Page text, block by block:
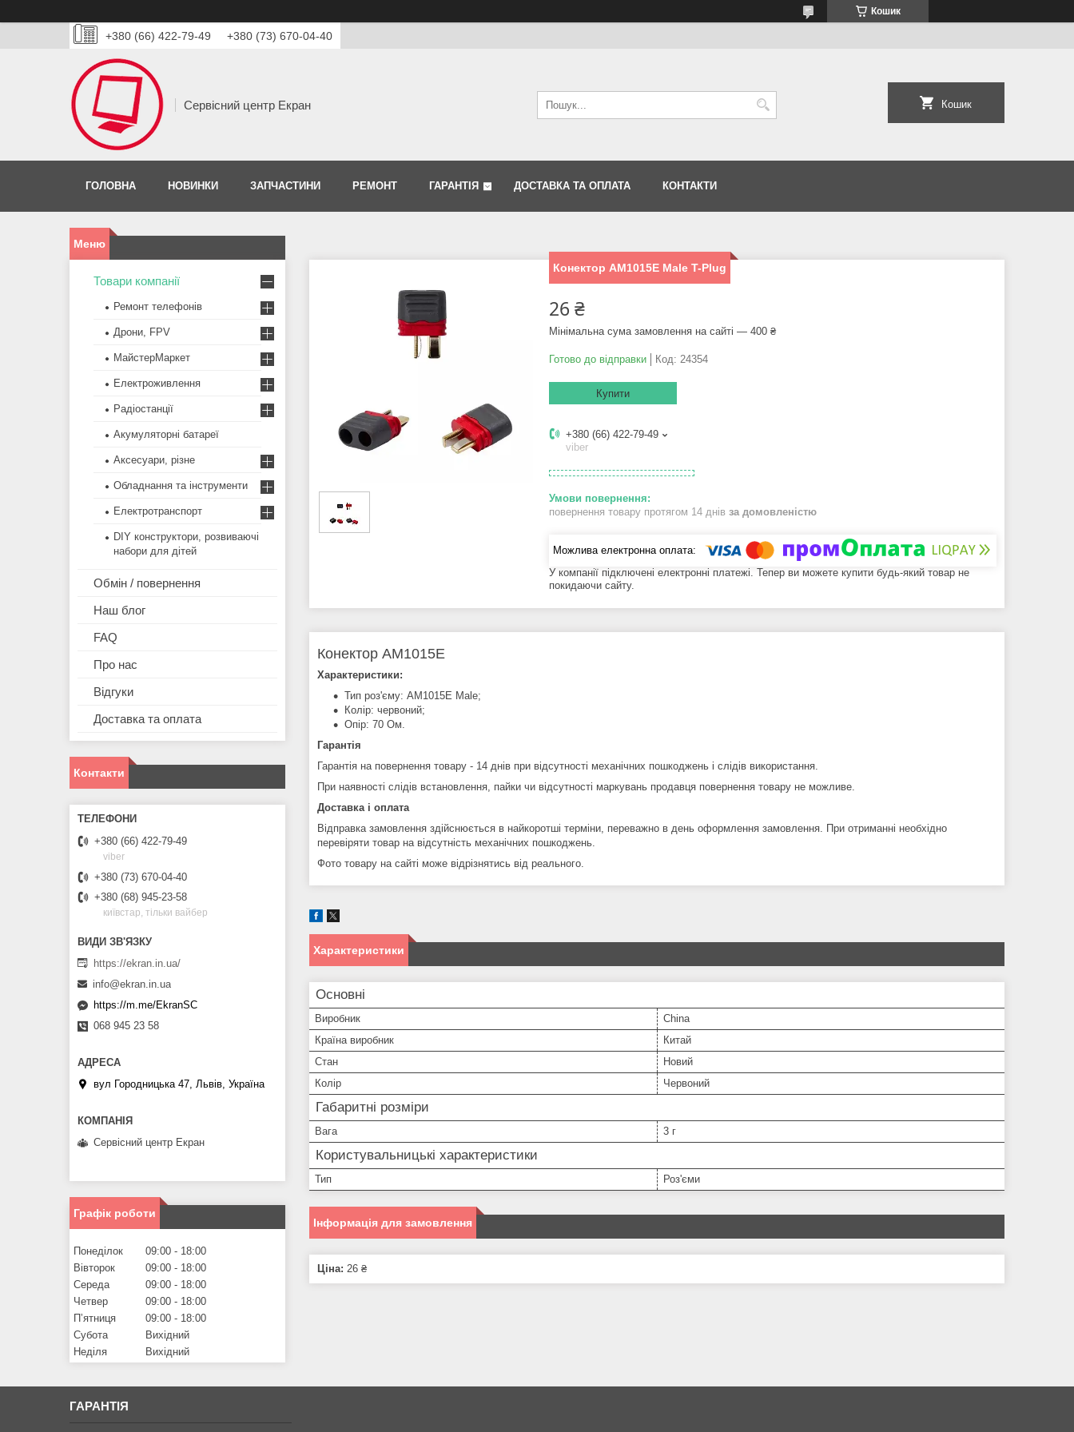
Кошик
+380 (66) 422-79-49 +380 (73) 670-04-40
Сервісний центр Екран Кошик
ГОЛОВНА НОВИНКИ ЗАПЧАСТИНИ РЕМОНТ ГАРАНТІЯ ДОСТАВКА ТА ОПЛАТА КОНТАКТИ
Конектор AM1015E Male T-Plug
26 ₴
Мінімальна сума замовлення на сайті — 400 ₴
Готово до відправки Код: 24354
Купити
+380 (66) 422-79-49
viber
повернення товару протягом 14 днів за домовленістю
У компанії підключені електронні платежі. Тепер ви можете купити будь-який товар не
покидаючи сайту.
Конектор AM1015E
Характеристики:
Тип роз'єму: AM1015E Male;
Колір: червоний;
Опір: 70 Ом.
Гарантія
Гарантія на повернення товару - 14 днів при відсутності механічних пошкоджень і слідів використання.
При наявності слідів встановлення, пайки чи відсутності маркувань продавця повернення товару не можливе.
Доставка і оплата
Відправка замовлення здійснюється в найкоротші терміни, переважно в день оформлення замовлення. При отриманні необхідно
перевіряти товар на відсутність механічних пошкоджень.
Фото товару на сайті може відрізнятись від реального.
Характеристики
Основні
Виробник
China
Країна виробник
Китай
Стан
Новий
Колір
Червоний
Габаритні розміри
Вага 3 г
Користувальницькі характеристики
Тип Роз'єми
Інформація для замовлення
Ціна: 26 ₴
Товари компанії
Ремонт телефонів
Дрони, FPV
МайстерМаркет
Електроживлення
Радіостанції
Акумуляторні батареї
Аксесуари, різне
Обладнання та інструменти
Електротранспорт
DIY конструктори, розвиваючі
набори для дітей
Обмін / повернення
Наш блог
FAQ
Про нас
Відгуки
Доставка та оплата
Контакти
+380 (66) 422-79-49
viber
+380 (73) 670-04-40
+380 (68) 945-23-58
київстар, тільки вайбер
https://ekran.in.ua/
info@ekran.in.ua
https://m.me/EkranSC
068 945 23 58
вул Городницька 47, Львів, Україна
Сервісний центр Екран
Графік роботи
Понеділок 09:00
18:00
Вівторок
09:00
18:00
Середа
09:00
18:00
Четвер
09:00
18:00
Пʼятниця
09:00
18:00
Субота
Вихідний
Неділя
Вихідний
ГАРАНТІЯ